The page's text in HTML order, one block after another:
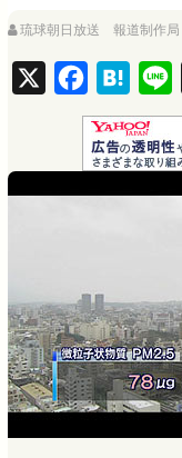
琉球朝日放送 報道制作局
a
c
e
k
H
a
t
e
i
n
e